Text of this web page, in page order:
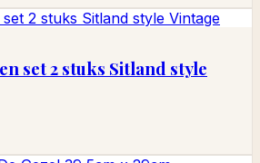
set 2 stuks Sitland style